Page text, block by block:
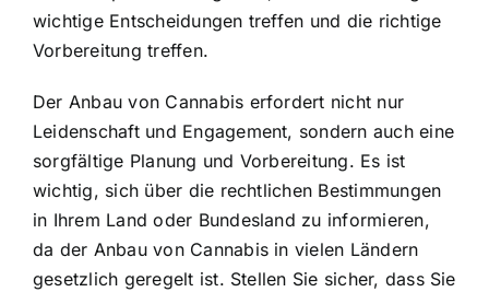
wichtige Entscheidungen treffen und die richtige
Vorbereitung treffen.
Der Anbau von Cannabis erfordert nicht nur
Leidenschaft und Engagement, sondern auch eine
sorgfältige Planung und Vorbereitung. Es ist
wichtig, sich über die rechtlichen Bestimmungen
in Ihrem Land oder Bundesland zu informieren,
da der Anbau von Cannabis in vielen Ländern
gesetzlich geregelt ist. Stellen Sie sicher, dass Sie